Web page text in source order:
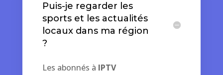
Puis-je regarder les
sports et les actualités
locaux dans ma région
?
Les abonnés à IPTV